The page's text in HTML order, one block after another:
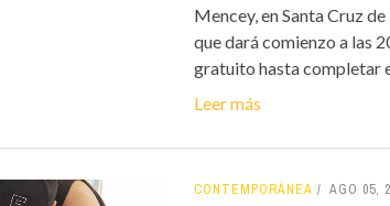
Mencey, en Santa Cruz
que dará comienzo a las
gratuito hasta completar
Leer más
CONTEMPORÁNEA AGO 05,